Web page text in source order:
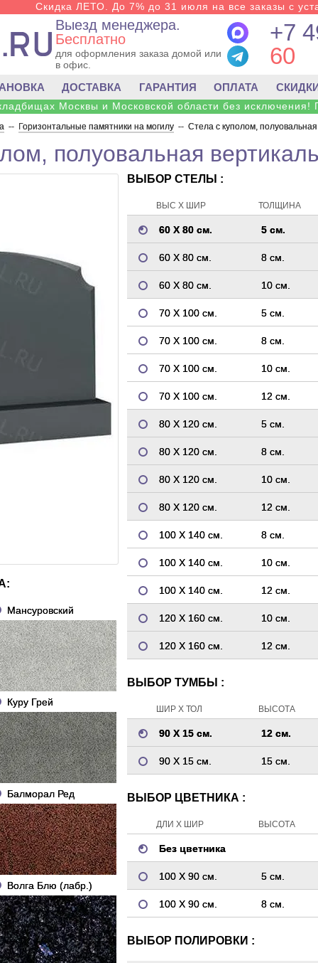
Скидка ЛЕТО. До 7% до 31 июля на все заказы с
Выезд менеджера.
Бесплатно
для оформления заказа домой или
в офис.
+7
60
ДОСТАВКА ГАРАНТИЯ ОПЛАТА
Москвы и Московской области без исключения!
-- Горизонтальные памятники на могилу -- Стела с куполом,
полуовальная
Мансуровский
Куру Грей
Балморал Ред
Волга Блю (лабр.)
ВЫБОР СТЕЛЫ :
ВЫС Х ШИР ТОЛЩИНА
60 Х 80 см. 5 см.
60 Х 80 см. 8 см.
60 Х 80 см. 10 см.
70 Х 100 см. 5 см.
70 Х 100 см. 8 см.
70 Х 100 см. 10 см.
70 Х 100 см. 12 см.
80 Х 120 см. 5 см.
80 Х 120 см. 8 см.
80 Х 120 см. 10 см.
80 Х 120 см. 12 см.
100 Х 140 см. 8 см.
100 Х 140 см. 10 см.
100 Х 140 см. 12 см.
120 Х 160 см. 10 см.
120 Х 160 см. 12 см.
ВЫБОР ТУМБЫ :
ШИР Х ТОЛ ВЫСОТА
90 Х 15 см. 12 см.
90 Х 15 см. 15 см.
ВЫБОР ЦВЕТНИКА :
ДЛИ Х ШИР ВЫСОТА
Без цветника
100 Х 90 см. 5 см.
100 Х 90 см. 8 см.
ВЫБОР ПОЛИРОВКИ :